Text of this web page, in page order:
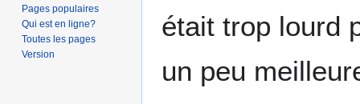
était trop lourd
un peu
Pages populaires
Qui est en ligne?
Toutes les pages
Version